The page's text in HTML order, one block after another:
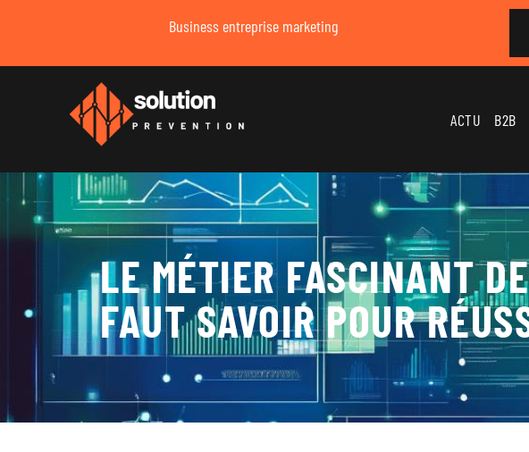
Business entreprise marketing
ACTU B2B
LE MÉTIER FASCINANT
FAUT SAVOIR POUR